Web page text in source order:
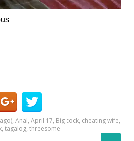
,Anal,April 17, Big cock, cheating wife,
,tagalog,threesome